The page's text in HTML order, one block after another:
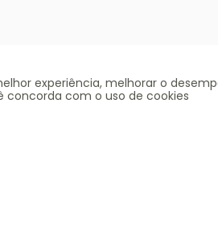
experiência, melhorar o
concorda com o uso de cookies